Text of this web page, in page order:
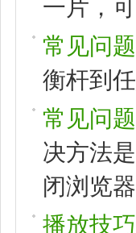
一片，
常见问题
衡杆到
常见问题
决方法
闭浏览
播放技巧